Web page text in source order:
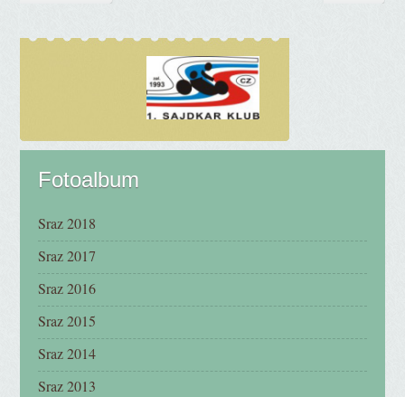
Fotoalbum
Sraz 2018
Sraz 2017
Sraz 2016
Sraz 2015
Sraz 2014
Sraz 2013